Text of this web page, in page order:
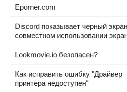
Eporner.com
Discord показывает черный
совместном использовании
Lookmovie.io безопасен?
Как исправить ошибку "Драйвер
принтера недоступен"